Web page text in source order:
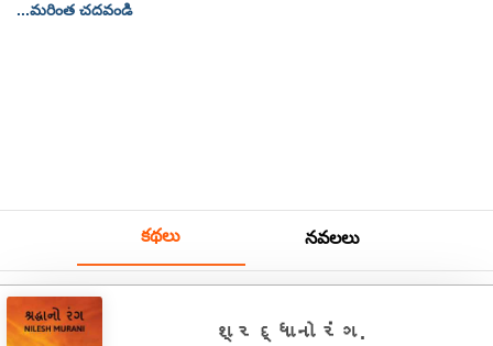
...మరింత చదవండి
కథలు నవలలు
શ્રદ્ધાનો રંગ.